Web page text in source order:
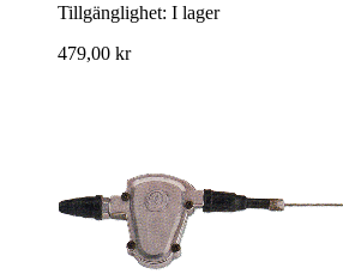
Tillgänglighet: I lager
479,00 kr